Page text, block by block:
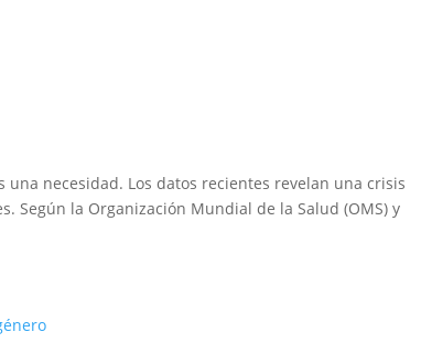
necesidad. Los datos recientes revelan una crisis
Según la Organización Mundial de la Salud (OMS) y